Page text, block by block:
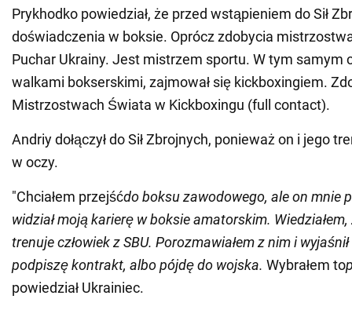
Prykhodko powiedział, że przed wstąpieniem do Sił
doświadczenia w boksie. Oprócz zdobycia
Puchar Ukrainy. Jest mistrzem sportu. W tym samym
walkami bokserskimi, zajmował się kickboxingiem.
Mistrzostwach Świata w Kickboxingu (full contact).
Andriy dołączył do Sił Zbrojnych, ponieważ on i jego
w oczy.
"Chciałem przejśćdo boksu zawodowego, ale on mnie
widział moją karierę w boksie amatorskim. Wiedziałem,
trenuje człowiek z SBU. Porozmawiałem z nim i
podpiszę kontrakt, albo pójdę do wojska. Wybrałem to
powiedział Ukrainiec.